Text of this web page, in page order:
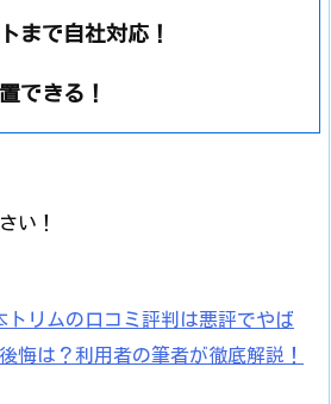
まで自社対応！
できる！
い！
トリムの口コミ評判は悪評でやば
悔は？利用者の筆者が徹底解説！